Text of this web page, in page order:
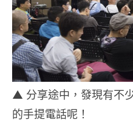
▲ 分享途中，發現有不
的手提電話呢！